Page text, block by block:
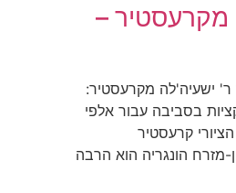
מקרעסטיר –
ישעיה'לה מקרעסטיר:
בסביבה עבור אלפי
קרעסטיר